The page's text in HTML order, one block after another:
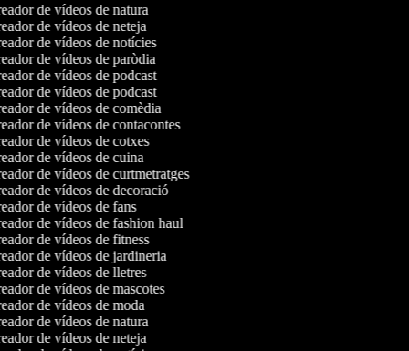
de vídeos de natura
de vídeos de neteja
de vídeos de notícies
de vídeos de paròdia
de vídeos de podcast
de vídeos de podcast
de vídeos de comèdia
de vídeos de contacontes
de vídeos de cotxes
de vídeos de cuina
de vídeos de curtmetratges
de vídeos de decoració
de vídeos de fans
de vídeos de fashion haul
de vídeos de fitness
de vídeos de jardineria
de vídeos de lletres
de vídeos de mascotes
de vídeos de moda
de vídeos de natura
de vídeos de neteja